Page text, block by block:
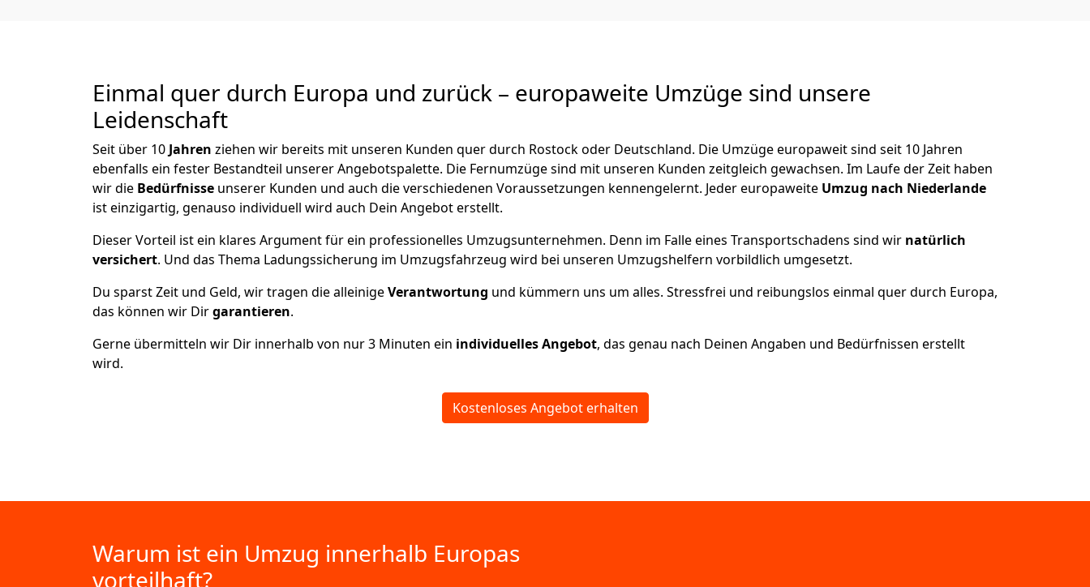
Einmal quer durch Europa und zurück – europaweite Umzüge sind unsere
Leidenschaft
Seit über 10 Jahren ziehen wir bereits mit unseren Kunden quer durch Rostockoder Deutschland. Die Umzüge europaweit sind seit 10 Jahren
ebenfalls ein fester Bestandteil unserer Angebotspalette. Die Fernumzüge sind mit unseren Kunden zeitgleich gewachsen. Im Laufe der Zeit haben
wir die Bedürfnisse unserer Kunden und auch die verschiedenen Voraussetzungen kennengelernt. Jeder europaweite Umzug nach Niederlande
ist einzigartig, genauso individuell wird auch Dein Angebot erstellt.
Dieser Vorteil ist ein klares Argument für ein professionelles Umzugsunternehmen. Denn im Falle eines Transportschadens sind wir natürlich
versichert. Und das Thema Ladungssicherung im Umzugsfahrzeug wird bei unseren Umzugshelfern vorbildlich umgesetzt.
Du sparst Zeit und Geld, wir tragen die alleinigeVerantwortung und kümmern uns um alles. Stressfrei und reibungslos einmal quer durch Europa,
das können wir Dirgarantieren.
Gerne übermitteln wir Dir innerhalb von nur3 Minuten ein individuelles Angebot, das genau nach Deinen Angaben und Bedürfnissen erstellt
wird.
Kostenloses Angebot erhalten
Warum ist ein Umzug innerhalb Europas
vorteilhaft?